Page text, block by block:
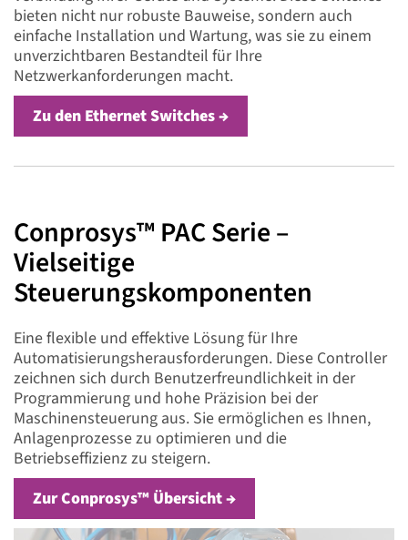
bieten nicht nur robuste Bauweise, sondern auch
einfache Installation und Wartung, was sie zu einem
unverzichtbaren Bestandteil für Ihre
Netzwerkanforderungen macht.
Zu den Ethernet Switches →
Conprosys™ PAC Serie –
Vielseitige
Steuerungskomponenten
Eine flexible und effektive Lösung für Ihre
Automatisierungsherausforderungen. Diese Controller
zeichnen sich durch Benutzerfreundlichkeit in der
Programmierung und hohe Präzision bei der
Maschinensteuerung aus. Sie ermöglichen es Ihnen,
Anlagenprozesse zu optimieren und die
Betriebseffizienz zu steigern.
Zur Conprosys™ Übersicht →